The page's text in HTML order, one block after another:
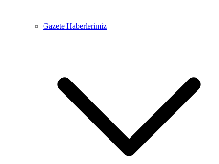
Gazete Haberlerimiz